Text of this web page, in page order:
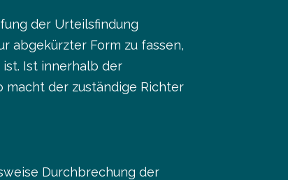
der Urteilsfindung
abgekürzter Form zu fassen,
Ist innerhalb der
der zuständige Richter
Durchbrechung der